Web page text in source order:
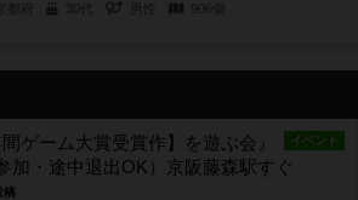
京都府 30代
イベント
ゲーム大賞受賞作】を遊ぶ会』
加・途中退出OK）京阪藤森駅すぐ
稿